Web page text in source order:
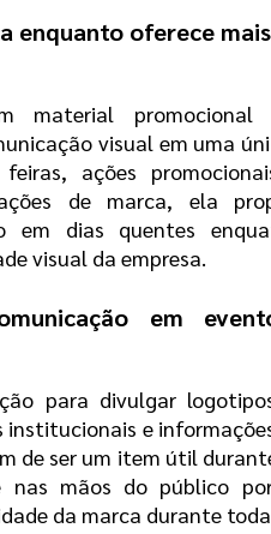
enquanto oferece
material promocional
visual em uma
ações
de marca, ela
em dias quentes
visual da empresa.
em
para divulgar
institucionais e
de ser um item útil
nas mãos do público
da marca durante